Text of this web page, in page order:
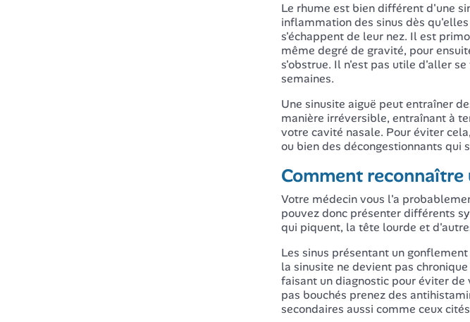
Le rhume est bien différent d'une
inflammation des sinus dès
s'échappent de leur nez. Il est
même degré de gravité, pour
s'obstrue. Il n'est pas utile d'aller
semaines.
Une sinusite aiguë peut entraîner
manière irréversible, entraînant à
votre cavité nasale. Pour éviter
ou bien des décongestionnants qui
Comment
Votre médecin vous l'a
pouvez donc présenter différents
qui piquent, la tête lourde et
Les sinus présentant un
la sinusite ne devient pas
faisant un diagnostic pour éviter
pas bouchés prenez des
secondaires aussi comme ceux